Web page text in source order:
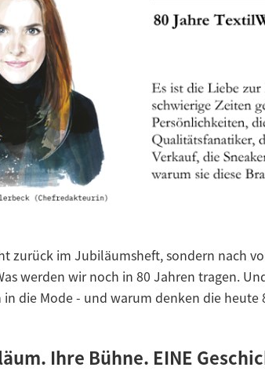
zurück im Jubiläumsheft, sondern nach
werden wir noch in 80 Jahren tragen.
in die Mode - und warum denken die
Ihre Bühne. EINE